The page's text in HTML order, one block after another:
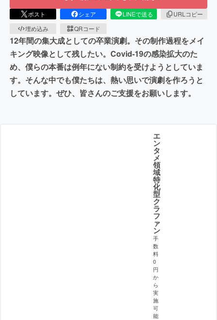
ポスト シェア LINEで送る
URLコピー
埋め込み
QRコード
12年間の集大成としての卒業演劇。その制作過程をメイ
キング映像として残したい。Covid-19の感染拡大のた
め、僕らの本番は例年にない制約を受けようとしていま
す。そんな中でも僕たちは、熱い思いで演劇を作ろうと
しています。ぜひ、皆さんのご支援をお願いします。
エ
ン
タ
メ
領
域
特
化
型
ク
ラ
フ
ァ
ン
手
数
料
0
円
か
ら
実
施
可
能